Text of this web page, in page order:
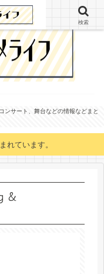
ンサート、舞台などの情報などまと
れています。
&
検索